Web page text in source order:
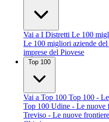
Vai a I Distretti Le 100
Le 100 migliori aziende del
imprese del Piovese
Top 100
Vai a Top 100 Top 100 -
Top 100 Udine - Le nuove
Treviso - Le nuove